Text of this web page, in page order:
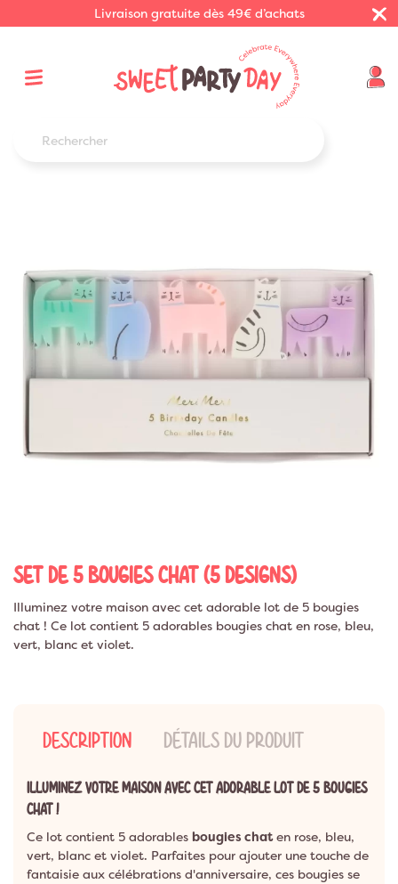
Livraison gratuite dès 49€ d’achats
SET DE 5 BOUGIES CHAT (5 DESIGNS)
Illuminez votre maison avec cet adorable lot de 5 bougies
chat ! Ce lot contient 5 adorables bougies chat en rose, bleu,
vert, blanc et violet.
DESCRIPTION DÉTAILS DU PRODUIT
ILLUMINEZ VOTRE MAISON AVEC CET ADORABLE LOT DE 5 BOUGIES
CHAT !
Ce lot contient 5 adorables bougies chaten rose, bleu,
vert, blanc et violet. Parfaites pour ajouter une touche de
fantaisie aux célébrations d'anniversaire, ces bougies se